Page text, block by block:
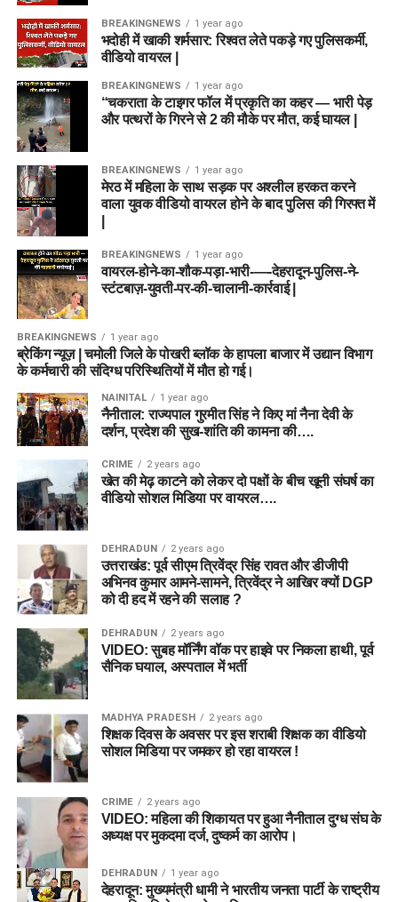
BREAKINGNEWS 1 year ago
भदोही में खाकी शर्मसार: रिश्वत लेते पकड़े गए पुलिसकर्मी,
वीडियो वायरल |
BREAKINGNEWS 1 year ago
“चकराता के टाइगर फॉल में प्रकृति का कहर — भारी पेड़
और पत्थरों के गिरने से 2 की मौके पर मौत, कई घायल |
BREAKINGNEWS 1 year ago
मेरठ में महिला के साथ सड़क पर अश्लील हरकत करने
वाला युवक वीडियो वायरल होने के बाद पुलिस की गिरफ्त में
BREAKINGNEWS 1 year ago
वायरल-होने-का-शौक-पड़ा-भारी-—-देहरादून-पुलिस-ने-
स्टंटबाज़-युवती-पर-की-चालानी-कार्रवाई |
BREAKINGNEWS 1 year ago
ब्रेकिंग न्यूज़ | चमोली जिले के पोखरी ब्लॉक के हापला बाजार में उद्यान विभाग
के कर्मचारी की संदिग्ध परिस्थितियों में मौत हो गई।
NAINITAL 1 year ago
नैनीताल: राज्यपाल गुरमीत सिंह ने किए मां नैना देवी के
दर्शन, प्रदेश की सुख-शांति की कामना की….
CRIME 2 years ago
खेत की मेढ़ काटने को लेकर दो पक्षों के बीच खूनी संघर्ष का
वीडियो सोशल मिडिया पर वायरल….
DEHRADUN 2 years ago
उत्तराखंड: पूर्व सीएम त्रिवेंद्र सिंह रावत और डीजीपी
अभिनव कुमार आमने-सामने, त्रिवेंद्र ने आखिर क्यों DGP
को दी हद में रहने की सलाह ?
DEHRADUN 2 years ago
VIDEO: सुबह मॉर्निंग वॉक पर हाइवे पर निकला हाथी, पूर्व
सैनिक घयाल, अस्पताल में भर्ती
MADHYA PRADESH 2 years ago
शिक्षक दिवस के अवसर पर इस शराबी शिक्षक का वीडियो
सोशल मिडिया पर जमकर हो रहा वायरल !
CRIME 2 years ago
VIDEO: महिला की शिकायत पर हुआ नैनीताल दुग्ध संघ के
अध्यक्ष पर मुकदमा दर्ज, दुष्कर्म का आरोप।
DEHRADUN 1 year ago
देहरादून: मुख्यमंत्री धामी ने भारतीय जनता पार्टी के राष्ट्रीय